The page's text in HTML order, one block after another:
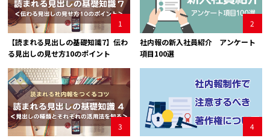
1
【読まれる見出しの基礎知識7】伝わ
る見出しの見せ方10のポイント
2
社内報の新入社員紹介 アンケート
項目100選
3
4